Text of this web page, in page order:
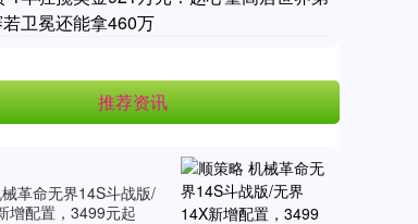
卫冕还能拿460万
推荐资讯
革命无界14S斗战版/
增配置，3499元起